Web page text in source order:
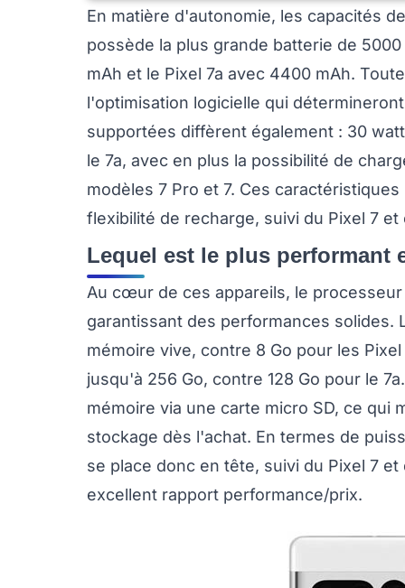
En matière d'autonomie, les capacités
possède la plus grande batterie de
mAh et le Pixel 7a avec 4400 mAh.
l'optimisation logicielle qui
supportées diffèrent également : 30
le 7a, avec en plus la possibilité de
modèles 7 Pro et 7. Ces
flexibilité de recharge, suivi du Pixel 7 et
Lequel est le plus performant
Au cœur de ces appareils, le
garantissant des performances solides.
mémoire vive, contre 8 Go pour les
jusqu'à 256 Go, contre 128 Go pour le
mémoire via une carte micro SD, ce qui
stockage dès l'achat. En termes de
se place donc en tête, suivi du Pixel 7
excellent rapport performance/prix.